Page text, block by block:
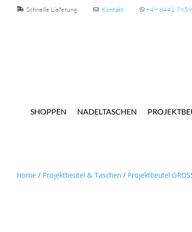
Schnelle Lieferung Kontakt +49 8441
SHOPPEN NADELTASCHEN
Home / Projektbeutel & Taschen / Projektbeutel